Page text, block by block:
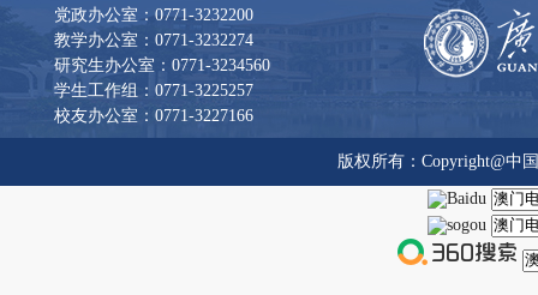
党政办公室：0771-3232200
教学办公室：0771-3232274
研究生办公室：0771-3234560
学生工作组：0771-3225257
校友办公室：0771-3227166
版权所有：Copyright@中